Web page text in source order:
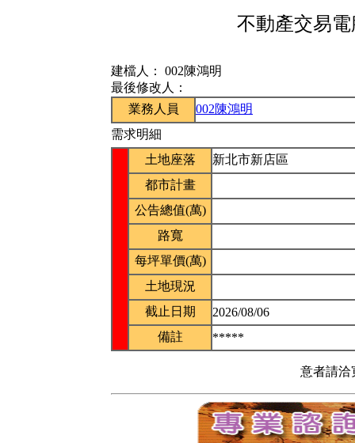
不動產交易
建檔人： 002陳鴻明
最後修改人：
業務人員
002陳鴻明
需求明細
土地座落
新北市新店區
都市計畫
公告總值(萬)
路寬
每坪單價(萬)
土地現況
截止日期
2026/08/06
備註
*****
意者請洽